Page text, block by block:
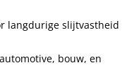
langdurige slijtvastheid
bouw, en